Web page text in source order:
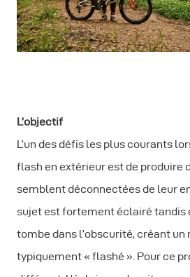
L’objectif
L’un des défis les plus courants
flash en extérieur est de produire
semblent déconnectées de leur
sujet est fortement éclairé tandis
tombe dans l’obscurité, créant
typiquement « flashé ». Pour ce